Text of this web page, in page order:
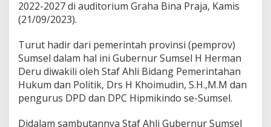
i
n
d
o
S
u
m
2022-2027 di auditorium Graha Bina Praja, Kamis
(21/09/2023).
Turut hadir dari pemerintah provinsi (pemprov)
Sumsel dalam hal ini Gubernur Sumsel H Herman
Deru diwakili oleh Staf Ahli Bidang Pemerintahan
Hukum dan Politik, Drs H Khoimudin, S.H.,M.M dan
pengurus DPD dan DPC Hipmikindo se-Sumsel.
Didalam sambutannya Staf Ahli Gubernur Sumsel